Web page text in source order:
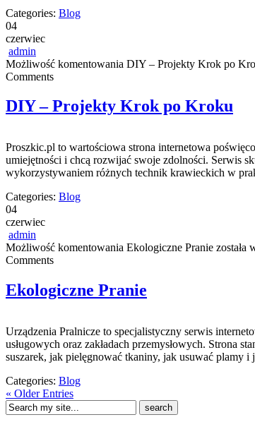
Categories: Blog
04
czerwiec
admin
Możliwość komentowania DIY – Projekty Krok po
Comments
DIY – Projekty Krok po Kroku
Proszkic.pl to wartościowa strona internetowa
umiejętności i chcą rozwijać swoje zdolności. Serwis
wykorzystywaniem różnych technik krawieckich w
Categories: Blog
04
czerwiec
admin
Możliwość komentowania Ekologiczne Pranie została
Comments
Ekologiczne Pranie
Urządzenia Pralnicze to specjalistyczny serwis
usługowych oraz zakładach przemysłowych. Strona
suszarek, jak pielęgnować tkaniny, jak usuwać plamy
Categories: Blog
« Older Entries